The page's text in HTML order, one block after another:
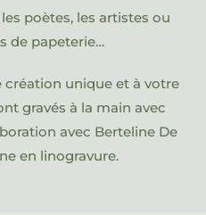
poètes, les artistes ou
de papeterie…
création unique et à votre
gravés à la main avec
avec Berteline De
en linogravure.